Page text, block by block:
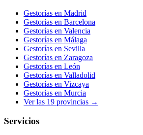
Gestorías en Madrid
Gestorías en Barcelona
Gestorías en Valencia
Gestorías en Málaga
Gestorías en Sevilla
Gestorías en Zaragoza
Gestorías en León
Gestorías en Valladolid
Gestorías en Vizcaya
Gestorías en Murcia
Ver las 19 provincias →
Servicios